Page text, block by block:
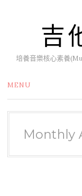
吉
培養音樂核心素養
MENU
Monthly